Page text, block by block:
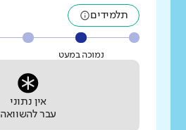
תלמידים
נמוכה במעט
אין נתוני
עבר להשוואה